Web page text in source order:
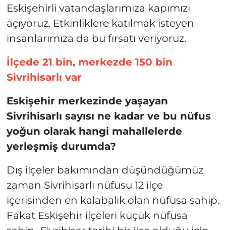
Eskişehirli vatandaşlarımıza kapımızı
açıyoruz. Etkinliklere katılmak isteyen
insanlarımıza da bu fırsatı veriyoruz.
İlçede 21 bin, merkezde 150 bin
Sivrihisarlı var
Eskişehir merkezinde yaşayan
Sivrihisarlı sayısı ne kadar ve bu nüfus
yoğun olarak hangi mahallelerde
yerleşmiş durumda?
Dış ilçeler bakımından düşündüğümüz
zaman Sivrihisarlı nüfusu 12 ilçe
içerisinden en kalabalık olan nüfusa sahip.
Fakat Eskişehir ilçeleri küçük nüfusa